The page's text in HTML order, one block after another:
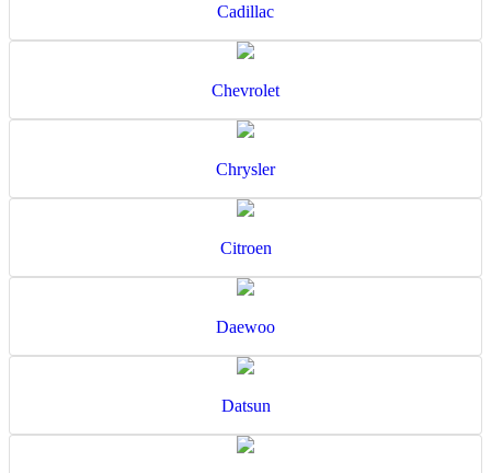
Cadillac
Chevrolet
Chrysler
Citroen
Daewoo
Datsun